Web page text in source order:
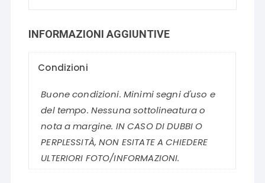
INFORMAZIONI AGGIUNTIVE
Condizioni
Buone condizioni. Minimi segni d'uso e
del tempo. Nessuna sottolineatura o
nota a margine. IN CASO DI DUBBI O
PERPLESSITÀ, NON ESITATE A CHIEDERE
ULTERIORI FOTO/INFORMAZIONI.